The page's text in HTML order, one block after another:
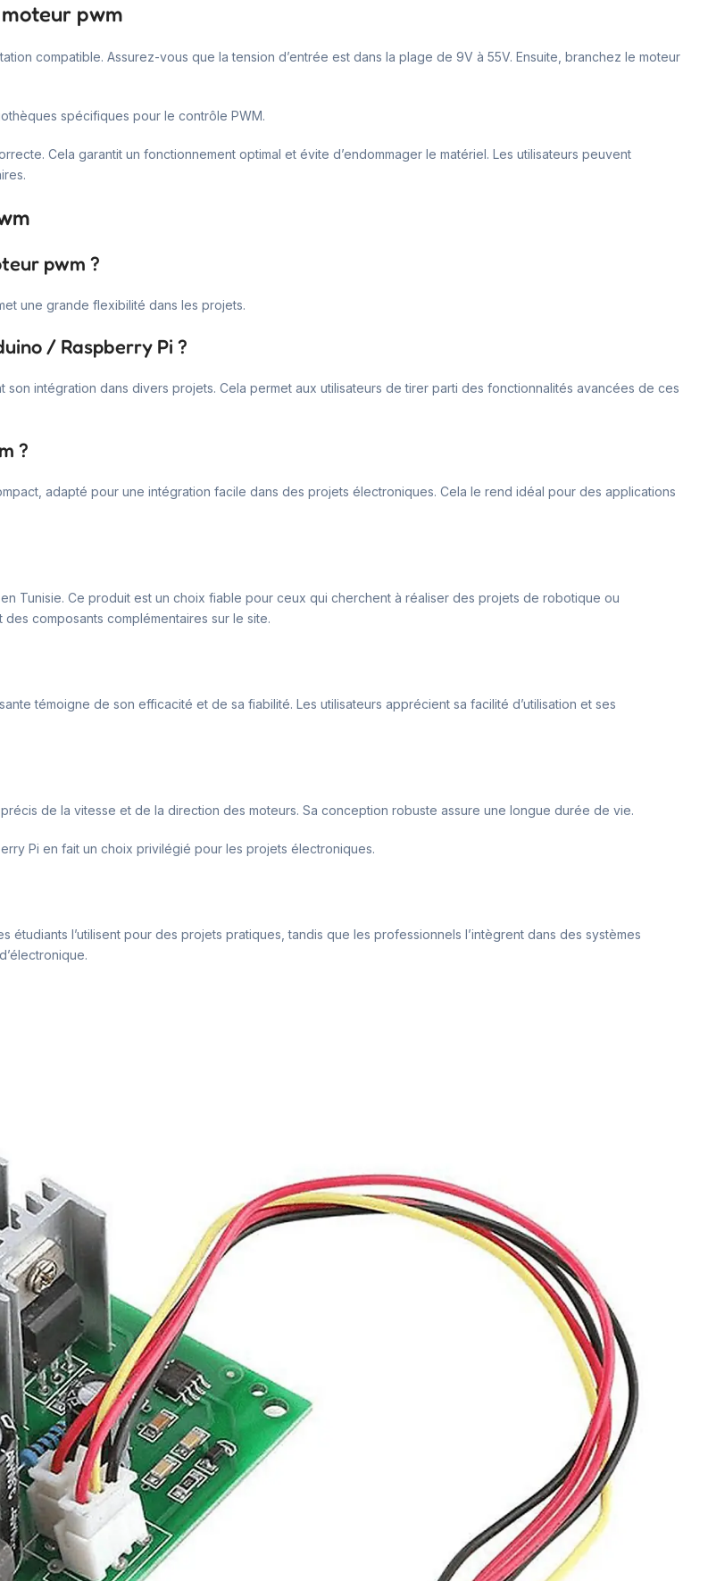
pwm
compatible. Assurez-vous que la tension d’entrée est dans la plage de 9V à 55V. Ensuite, branchez le moteur
spécifiques pour le contrôle PWM.
Cela garantit un fonctionnement optimal et évite d’endommager le matériel. Les utilisateurs peuvent
pwm ?
une grande flexibilité dans les projets.
/ Raspberry Pi ?
son intégration dans divers projets. Cela permet aux utilisateurs de tirer parti des fonctionnalités avancées de ces
?
adapté pour une intégration facile dans des projets électroniques. Cela le rend idéal pour des applications
Tunisie. Ce produit est un choix fiable pour ceux qui cherchent à réaliser des projets de robotique ou
composants complémentaires sur le site.
témoigne de son efficacité et de sa fiabilité. Les utilisateurs apprécient sa facilité d’utilisation et ses
de la vitesse et de la direction des moteurs. Sa conception robuste assure une longue durée de vie.
Pi en fait un choix privilégié pour les projets électroniques.
étudiants l’utilisent pour des projets pratiques, tandis que les professionnels l’intègrent dans des systèmes